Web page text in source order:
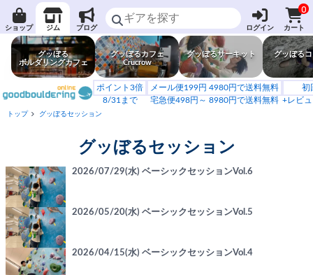
ショップ ジム ブログ ログイン
0
カート
グッぼる
ボルダリングカフェ
グッぼるカフェ
Crucrow
グッぼるサーキット グッぼる
ポイント3倍
8/31まで
メール便199円 4980円で送料無料
宅急便498円～ 8980円で送料無料
初
+レビ
トップ グッぼるセッション
グッぼるセッション
2026/07/29(水) ベーシックセッションVol.6
2026/05/20(水) ベーシックセッションVol.5
2026/04/15(水) ベーシックセッションVol.4